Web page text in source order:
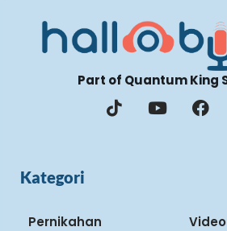
Part of Quantum King
Kategori
Pernikahan
Video